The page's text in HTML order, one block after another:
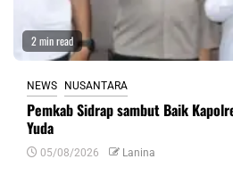
2 min read
NEWS NUSANTARA
Pemkab Sidrap sambut Baik
Yuda
05/08/2026 Lanina